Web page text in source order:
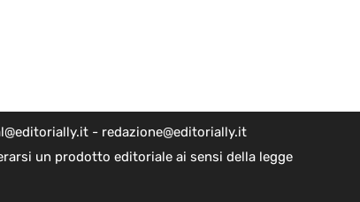
- redazione@editorially.it
un prodotto editoriale ai sensi della legge